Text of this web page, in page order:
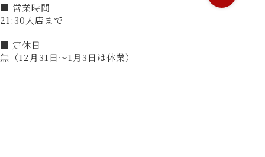
■ 営業時間
21:30入店まで
■ 定休日
無（12月31日～1月3日は休業）